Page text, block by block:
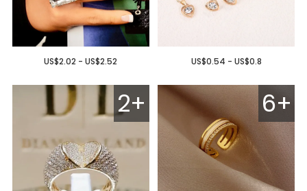
US$2.02 - US$2.52 US$0.54 - US$0.8
2+ 6+